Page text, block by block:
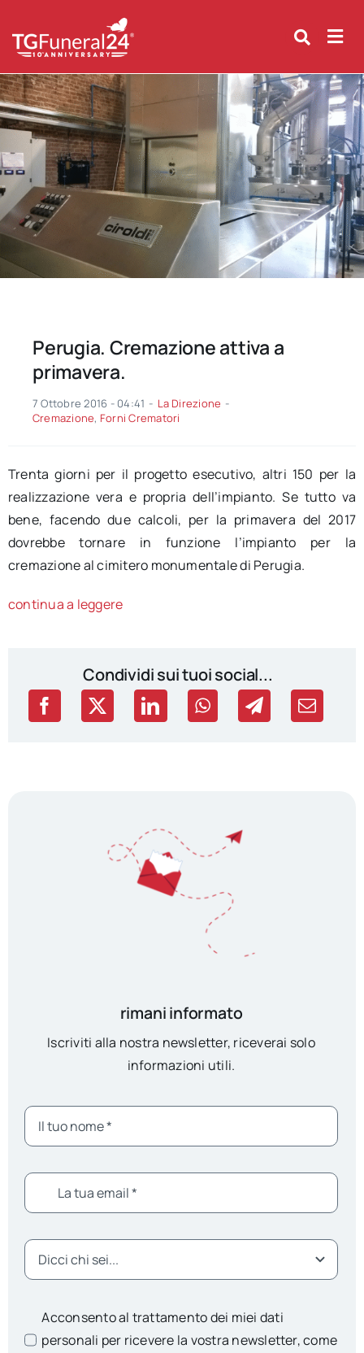
content
Perugia. Cremazione attiva a
primavera.
7 Ottobre 2016 - 04:41 - La Direzione -
Cremazione, Forni Crematori
Trenta giorni per il progetto esecutivo, altri 150 per la
realizzazione vera e propria dell’impianto. Se tutto va
bene, facendo due calcoli, per la primavera del 2017
dovrebbe tornare in funzione l’impianto per la
cremazione al cimitero monumentale di Perugia.
continua a leggere
Condividi sui tuoi social...
rimani informato
Iscriviti alla nostra newsletter, riceverai solo
informazioni utili.
Acconsento al trattamento dei miei dati
personali per ricevere la vostra newsletter, come